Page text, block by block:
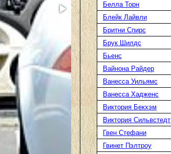
Белла Торн
Блейк Лайвли
Бритни Спирс
Брук Шилдс
Бьенс
Вайнона Райдер
Ванесса Уильямс
Ванесса Хадженс
Виктория Бекхэм
Виктория Сильвстедт
Гвен Стефани
Гвинет Пэлтроу